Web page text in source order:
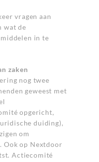
vragen aan
wat de
in te
zaken
nog twee
geweest met
opgericht,
duiding),
om
Ook op Nextdoor
Actiecomité